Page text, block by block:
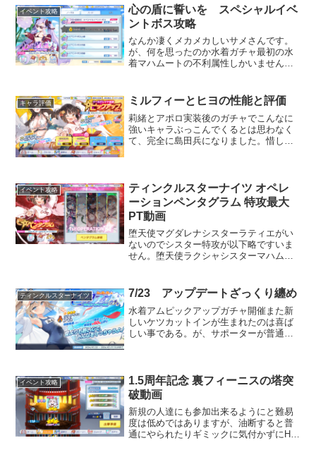
イベント攻略
心の盾に誓いを スペシャルイベ
ントボス攻略
なんか凄くメカメカしいサメさんです。
が、何を思ったのか水着ガチャ最初の水
着マハムートの不利属性しかいません。
いのですが、今まで有利属性1体用意とか
してくれてたのに…...
キャラ評価 ミルフィーとヒヨの性能と評価
莉緒とアポロ実装後のガチャでこんなに
強いキャラぶっこんでくるとは思わなく
て、完全に島田兵になりました。惜しい
題はこの強キャララッシ...
イベント攻略
ティンクルスターナイツ オペレ
ーションペンタグラム 特攻最大
PT動画
堕天使マグダレナシスターラティエがい
ないのでシスター特攻が以下略ですいま
せん。堕天使ラクシャシスターマハムー
ヘル堕天使セシア堕天使パテル
ティンクルスターナイツ 7/23 アップデートざっくり纏め
水着アムピックアップガチャ開催また新
しいケツカットインが生まれたのは喜ば
しい事である。が、サポーターが普通に
の17～21と比...
イベント攻略
1.5周年記念 裏フィーニスの塔突
破動画
新規の人達にも参加出来るようにと難易
度は低めではありますが、油断すると普
通にやられたりギミックに気付かずにHP